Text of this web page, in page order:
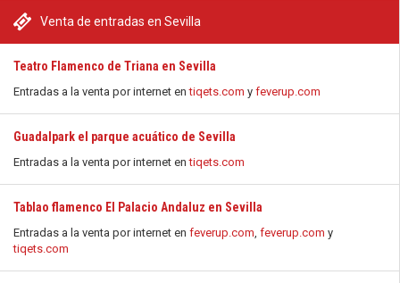
Venta de entradas en Sevilla
Teatro Flamenco de Triana en Sevilla
Entradas a la venta por internet entiqets.com y feverup.com
Guadalpark el parque acuático de Sevilla
Entradas a la venta por internet entiqets.com
Tablao flamenco El Palacio Andaluz en Sevilla
Entradas a la venta por internet en feverup.com, feverup.com y
tiqets.com